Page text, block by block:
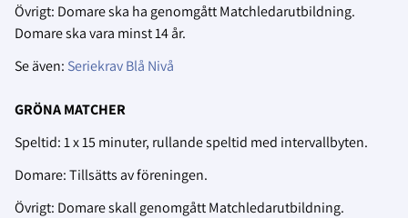
Övrigt: Domare ska ha genomgått Matchledarutbildning.
Domare ska vara minst 14 år.
Se även: Seriekrav Blå Nivå
GRÖNA MATCHER
Speltid: 1 x 15 minuter, rullande speltid med intervallbyten.
Domare: Tillsätts av föreningen.
Övrigt: Domare skall genomgått Matchledarutbildning.